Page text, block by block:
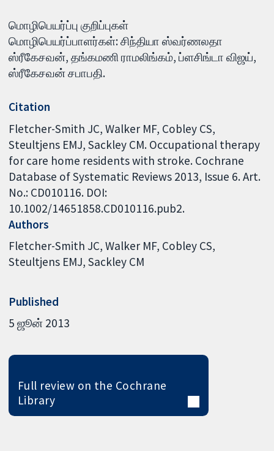
மொழிபெயர்ப்பு குறிப்புகள்
மொழிபெயர்ப்பாளர்கள்: சிந்தியா ஸ்வர்ணலதா
ஸ்ரீகேசவன், தங்கமணி ராமலிங்கம், ப்ளசிங்டா விஜய்,
ஸ்ரீகேசவன் சபாபதி.
Citation
Fletcher-Smith JC, Walker MF, Cobley CS,
Steultjens EMJ, Sackley CM. Occupational therapy
for care home residents with stroke. Cochrane
Database of Systematic Reviews 2013, Issue 6. Art.
No.: CD010116. DOI:
10.1002/14651858.CD010116.pub2.
Authors
Fletcher-Smith JC Walker MF Cobley CS
Steultjens EMJ Sackley CM
Published
5 ஜூன் 2013
Full review on the Cochrane
Library